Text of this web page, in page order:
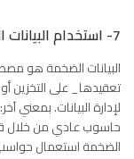
7- استخدام البيانات الضخمة
البيانات الضخمة هو
تعقيدها_ على التخزين
لإدارة البيانات. بمعني
حاسوب عادي من خلال
الضخمة استعمال